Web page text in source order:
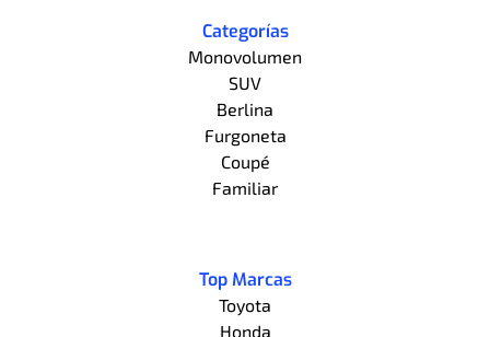
Categorías
Monovolumen
SUV
Berlina
Furgoneta
Coupé
Familiar
Top Marcas
Toyota
Honda